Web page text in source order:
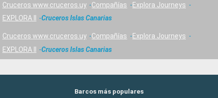
Cruceros www.cruceros.uy Compañías
Explora Journeys
EXPLORA II
Cruceros Islas Canarias
Cruceros www.cruceros.uy Compañías
Explora Journeys
EXPLORA II
Cruceros Islas Canarias
Barcos más populares